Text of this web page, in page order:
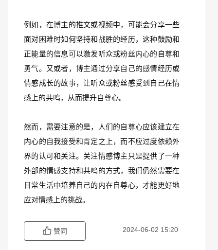
例如，在博主的推文或视频中，可能会分享一些
面对困难时如何坚持和战胜的经历，这种鼓励和
正能量的信息可以激发听众或粉丝内心的自尊和
勇气。又或者，博主通过分享自己的感情经历或
情感成长的故事，让听众或粉丝感受到自己在情
感上的共鸣，从而提升自尊心。
然而，需要注意的是，人们的自尊心应该建立在
内心的自我接受和肯定之上，而不应过度依赖外
界的认可和关注。关注情感博主只是提供了一种
外部的情感支持和共鸣的方式，我们仍然需要在
日常生活中培养自己的内在自尊心，才能更好地
应对情感上的挑战。
赞同 2024-06-02 15:20